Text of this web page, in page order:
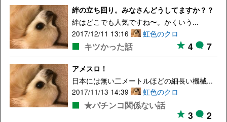
絆の立ち回り。みなさんどうしてますか？？
絆はどこでも人気ですね〜。かくいう...
2017/12/11 13:16
虹色のクロ
キツかった話 4 7
アメスロ！
日本には無い二メートルほどの細長い機械...
2017/11/13 14:39
虹色のクロ
★パチンコ関係ない話
3 2